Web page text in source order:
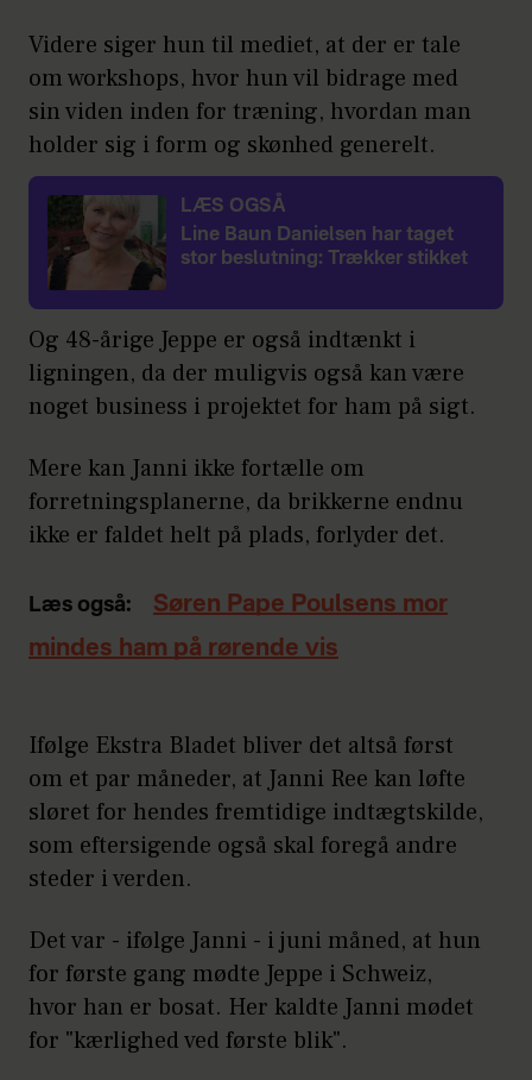
Videre siger hun til mediet, at der er tale
om workshops, hvor hun vil bidrage med
sin viden inden for træning, hvordan man
holder sig i form og skønhed generelt.
LÆS OGSÅ
Line Baun Danielsen har taget
stor beslutning: Trækker stikket
Og 48-årige Jeppe er også indtænkt i
ligningen, da der muligvis også kan være
noget business i projektet for ham på sigt.
Mere kan Janni ikke fortælle om
forretningsplanerne, da brikkerne endnu
ikke er faldet helt på plads, forlyder det.
Læs også:
Søren Pape Poulsens mor
mindes ham på rørende vis
Ifølge Ekstra Bladet bliver det altså først
om et par måneder, at Janni Ree kan løfte
sløret for hendes fremtidige indtægtskilde,
som eftersigende også skal foregå andre
steder i verden.
Det var - ifølge Janni - i juni måned, at hun
for første gang mødte Jeppe i Schweiz,
hvor han er bosat. Her kaldte Janni mødet
for "kærlighed ved første blik".